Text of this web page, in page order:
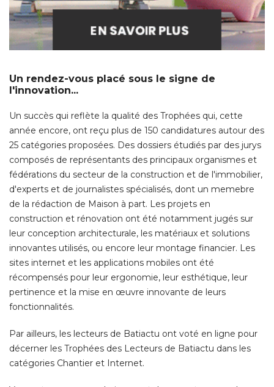
Un rendez-vous placé sous le signe de
l'innovation...
25 catégories proposées. Des dossiers étudiés par des jurys
fédérations du secteur de la construction et de l'immobilier,
d'experts et de journalistes spécialisés, dont un memebre
de la rédaction de Maison à part. Les projets en
construction et rénovation ont été notamment jugés sur
leur conception architecturale, les matériaux et solutions
innovantes utilisés, ou encore leur montage financier. Les
sites internet et les applications mobiles ont été
récompensés pour leur ergonomie, leur esthétique, leur
pertinence et la mise en œuvre innovante de leurs
fonctionnalités.
Par ailleurs, les lecteurs de Batiactu ont voté en ligne pour
décerner les Trophées des Lecteurs de Batiactu dans les
catégories Chantier et Internet.
Vous retrouverez prochainement des reportages sur les
lauréats dans votre e-magazine Maison à part. Vous pouvez
découvrir un aperçu des lauréats en pages suivantes.